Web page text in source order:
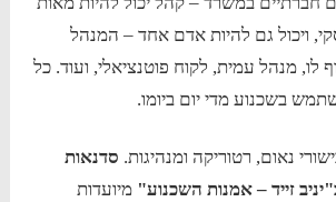
ויכול גם להיות אדם אחד – המנהל
לו, מנהל עמית, לקוח פוטנציאלי, ועוד. כל
בשכנוע מדי יום ביומו.
נאום, רטוריקה ומנהיגות. סדנאות
זייד – אמנות השכנוע"מיועדות